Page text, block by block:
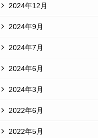
2024年12月
2024年9月
2024年7月
2024年6月
2024年3月
2022年6月
2022年5月